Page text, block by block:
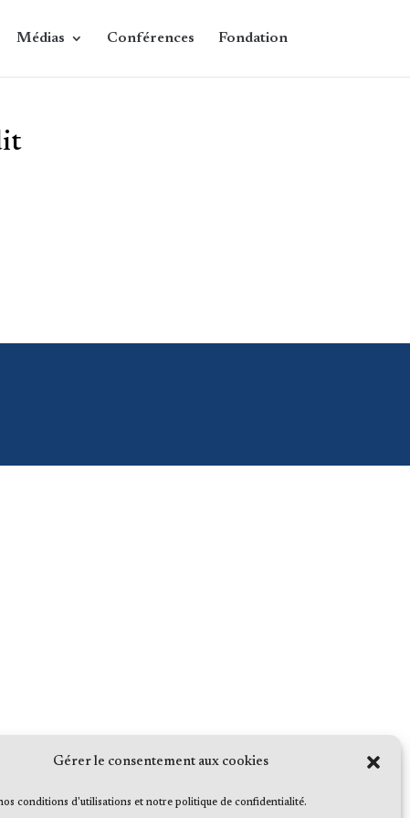
Gérer le consentement aux cookies
conditions d'utilisations et notre politique de confidentialité.
Médias Conférences Fondation